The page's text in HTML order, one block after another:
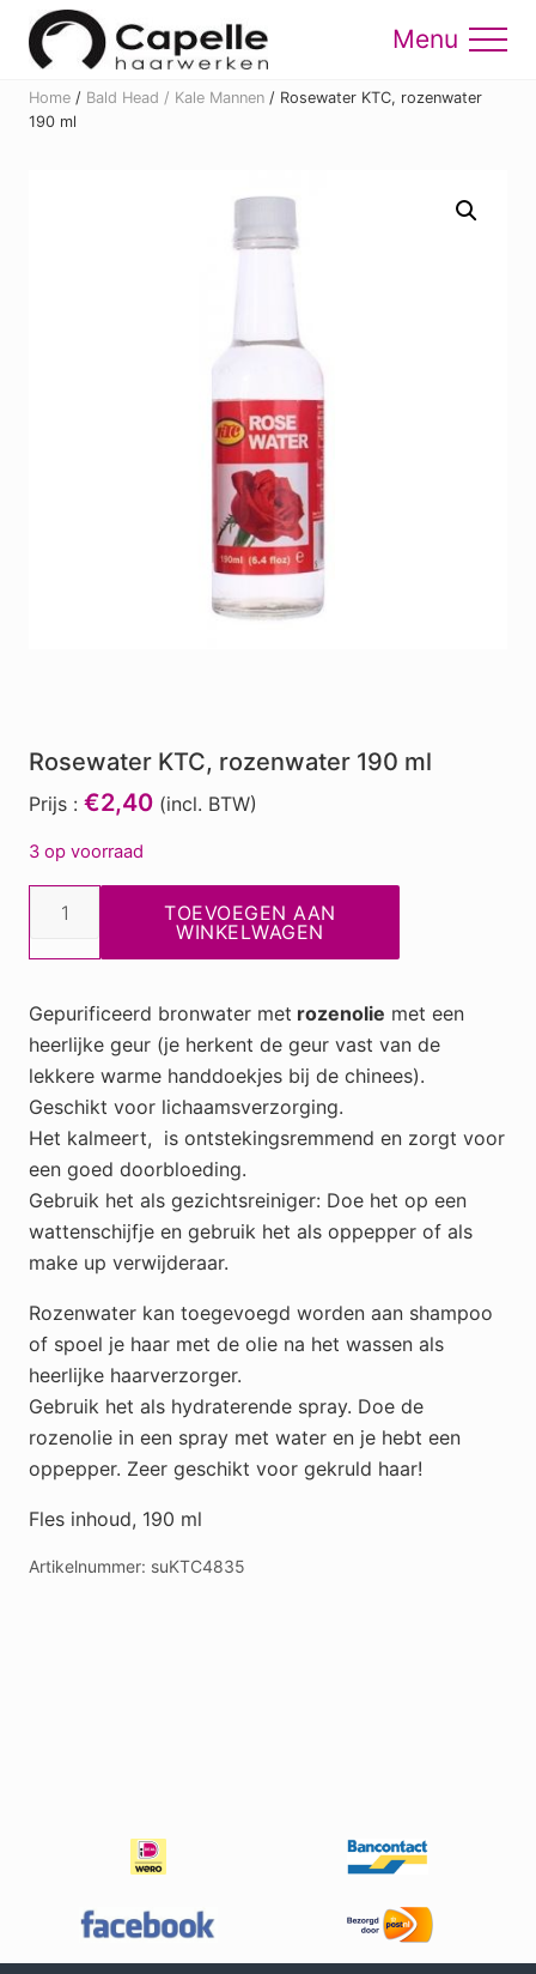
Menu
Skip
content
Skip
Menu
Home / Bald Head / Kale Mannen / Rosewater KTC, rozenwater
190 ml
Rosewater KTC, rozenwater 190 ml
Prijs : €2,40 (incl. BTW)
3 op voorraad
Rosewater
rozenwater
ml
aantal
TOEVOEGEN AAN
WINKELWAGEN
Gepurificeerd bronwater met rozenolie met een
heerlijke geur (je herkent de geur vast van de
lekkere warme handdoekjes bij de chinees).
Geschikt voor lichaamsverzorging.
Het kalmeert, is ontstekingsremmend en zorgt voor
een goed doorbloeding.
Gebruik het als gezichtsreiniger: Doe het op een
wattenschijfje en gebruik het als oppepper of als
make up verwijderaar.
Rozenwater kan toegevoegd worden aan shampoo
of spoel je haar met de olie na het wassen als
heerlijke haarverzorger.
Gebruik het als hydraterende spray. Doe de
rozenolie in een spray met water en je hebt een
oppepper. Zeer geschikt voor gekruld haar!
Fles inhoud, 190 ml
Artikelnummer: suKTC4835